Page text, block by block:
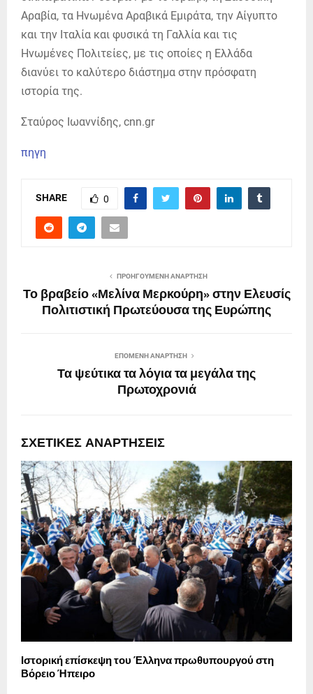
Αραβία, τα Ηνωμένα Αραβικά Εμιράτα, την Αίγυπτο
και την Ιταλία και φυσικά τη Γαλλία και τις
Ηνωμένες Πολιτείες, με τις οποίες η Ελλάδα
διανύει το καλύτερο διάστημα στην πρόσφατη
ιστορία της.
Σταύρος Ιωαννίδης, cnn.gr
πηγη
SHARE 0
ΠΡΟΗΓΟΎΜΕΝΗ ΑΝΆΡΤΗΣΗ
Το βραβείο «Μελίνα Μερκούρη» στην Ελευσίς
Πολιτιστική Πρωτεύουσα της Ευρώπης
ΕΠΌΜΕΝΗ ΑΝΆΡΤΗΣΗ
Τα ψεύτικα τα λόγια τα μεγάλα της
Πρωτοχρονιά
ΣΧΕΤΙΚΈΣ ΑΝΑΡΤΉΣΕΙΣ
Ιστορική επίσκεψη του Έλληνα πρωθυπουργού στη
Βόρειο Ήπειρο